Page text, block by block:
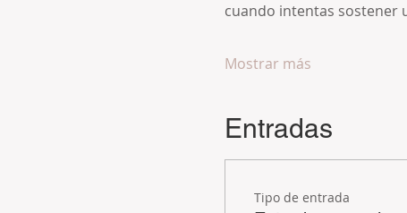
cuando intentas sostener
Mostrar más
Entradas
Tipo de entrada